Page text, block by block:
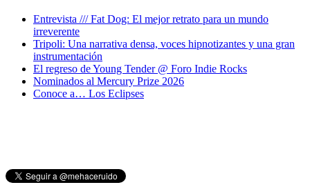
Entrevista /// Fat Dog: El mejor retrato para un mundo
irreverente
Tripoli: Una narrativa densa, voces hipnotizantes y una gran
instrumentación
El regreso de Young Tender @ Foro Indie Rocks
Nominados al Mercury Prize 2026
Conoce a… Los Eclipses